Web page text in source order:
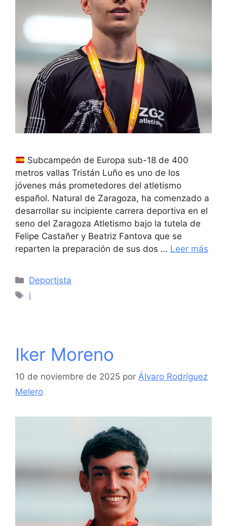
Subcampeón de Europa sub-18 de 400
metros vallas Tristán Luño es uno de los
jóvenes más prometedores del atletismo
español. Natural de Zaragoza, ha comenzado a
desarrollar su incipiente carrera deportiva en el
seno del Zaragoza Atletismo bajo la tutela de
Felipe Castañer y Beatriz Fantova que se
reparten la preparación de sus dos … Leer más
Categorías
Deportista
Etiquetas
i
Iker Moreno
10 de noviembre de 2025 por Álvaro Rodríguez
Melero